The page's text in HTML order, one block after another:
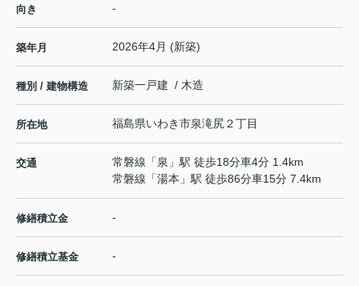
向き -
築年月 2026年4月 (新築)
種別 / 建物構造 新築一戸建 / 木造
所在地 福島県いわき市泉滝尻２丁目
交通 常磐線 「泉 」駅 徒歩18分車4分 1.4km
常磐線 「湯本 」駅 徒歩86分車15分 7.4km
修繕積立金 -
修繕積立基金 -